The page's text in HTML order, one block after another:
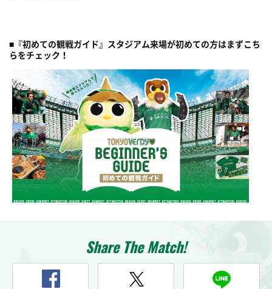
■『初めての観戦ガイド』スタジアム来場が初めての方はまずこち
らをチェック！
Share The Match!